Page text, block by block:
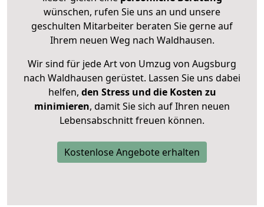
wünschen, rufen Sie uns an und unsere
geschulten Mitarbeiter beraten Sie gerne auf
Ihrem neuen Weg nach Waldhausen.
Wir sind für jede Art von Umzug von Augsburg
nach Waldhausen gerüstet. Lassen Sie uns dabei
helfen, den Stress und die Kosten zu
minimieren, damit Sie sich auf Ihren neuen
Lebensabschnitt freuen können.
Kostenlose Angebote erhalten